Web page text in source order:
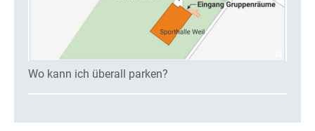
Wo kann ich überall parken?